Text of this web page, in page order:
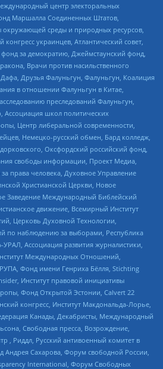
центр электоральных
Маршалла Соединенных Штатов,
окружающей среды и природных ресурсов,
украинцев, Атлантический совет,
за демократию, Джеймстаунский фонд,
Врачи против насильственного
Друзья Фалуньгун, Фалуньгун, Коалиция
в отношении Фалуньгун в Китае,
преследований Фалуньгун,
Ассоциация школ политических
Центр либеральной современности,
Немецко-русский обмен, Бард колледж,
Оксфордский российский фонд,
свободы информации, Проект Медиа,
права человека, Духовное Управление
Христианской Церкви, Новое
Заведение Международный Библейский
движение, Всемирный Институт
Церковь Духовной Технологии,
по наблюдению за выборами, Республика
Ассоциация развития журналистики,
Международных Отношений,
Фонд имени Генриха Бёлля, Stichting
Институт правовой инициативы
Фонд Открытой Эстонии, Calvert 22
конгресс, Институт Макдональда-Лорье,
Канады, Декабристы, Международный
Свободная пресса, Возрождение,
, Риддл, Русский антивоенный комитет в
Сахарова, Форум свободной России,
International, Форум Свободных